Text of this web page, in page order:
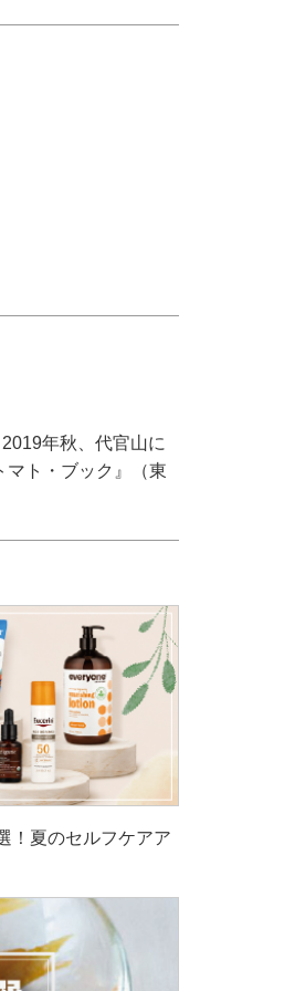
年秋、代官山に
マト・ブック』（東
！夏のセルフケアア